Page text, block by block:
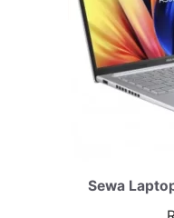
Sewa